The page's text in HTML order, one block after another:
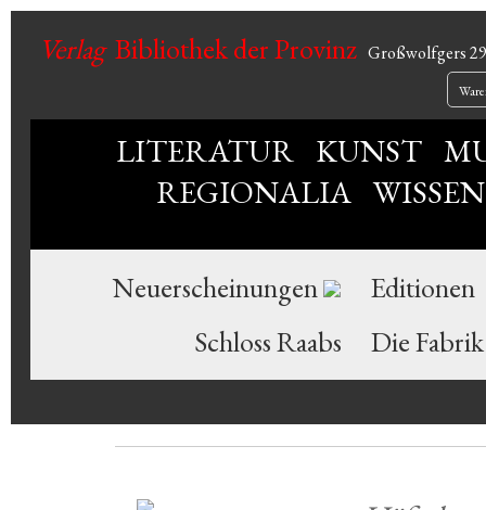
VerlagBibliothek der Provinz Großwolfgers 29
LITERATUR KUNST
REGIONALIA
Neuerscheinungen
Editionen
Schloss Raabs
Die Fabrik